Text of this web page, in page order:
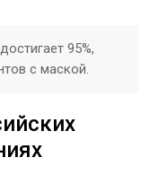
95%,
с маской.